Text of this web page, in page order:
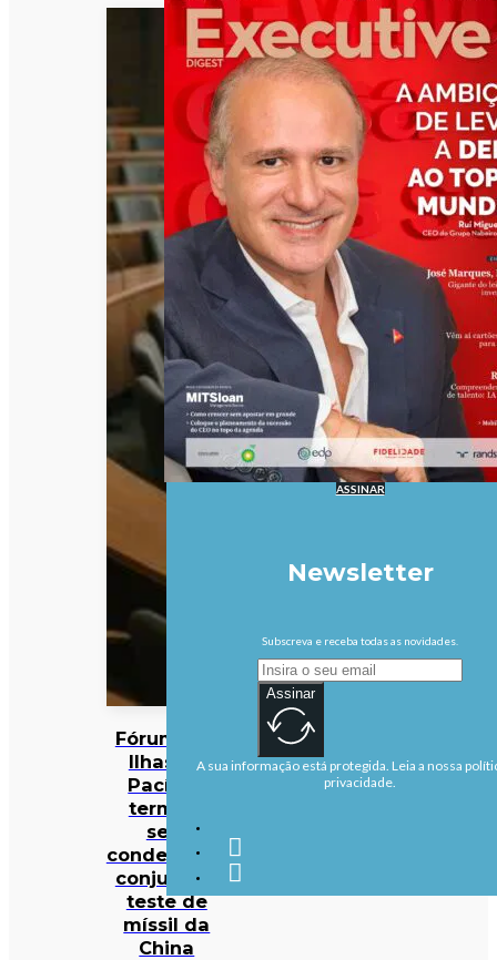
Fórum das
Ilhas do
Pacífico
termina
sem
condenação
conjunta a
teste de
míssil da
China
ASSINAR
Newsletter
Subscreva e receba todas as novidades.
Assinar
A sua informação está protegida. Leia a nossa
privacidade.